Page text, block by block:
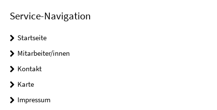
Service-Navigation
Startseite
Mitarbeiter/innen
Kontakt
Karte
Impressum